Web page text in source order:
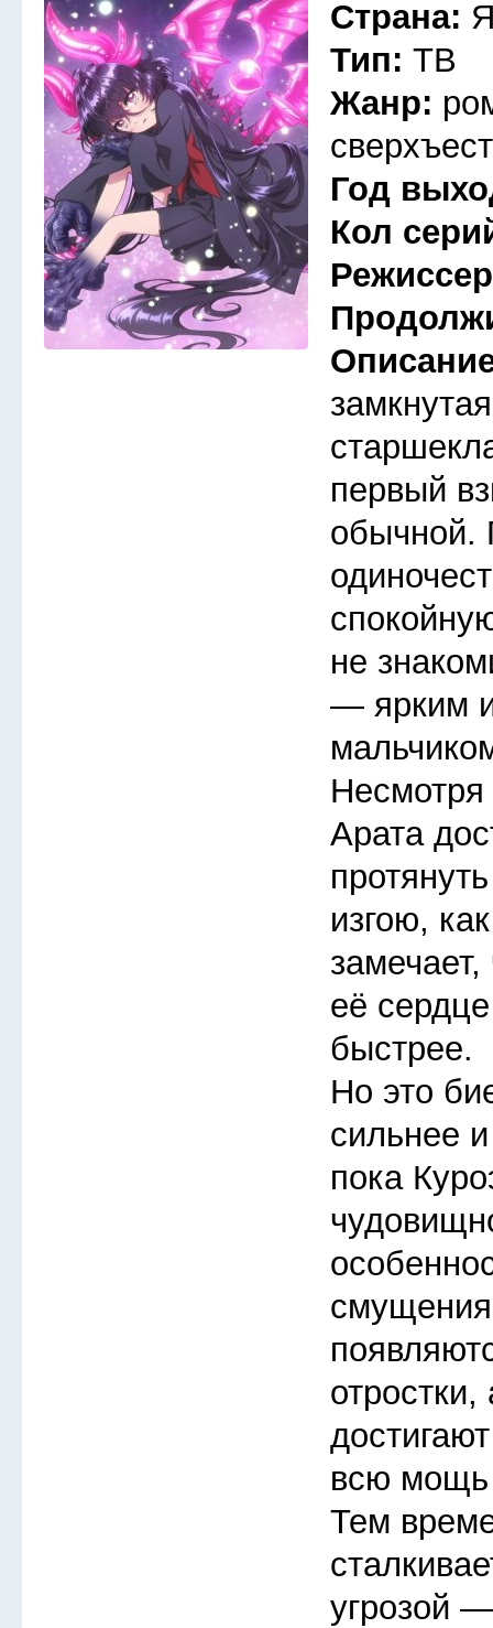
Страна:
Тип: ТВ
Жанр:
Год
Кол
первый
обычной.
не
— ярким
Несмотря
Арата
изгою,
замечает,
её
быстрее.
Но это
сильнее
пока
всю мощь
Тем
угрозой